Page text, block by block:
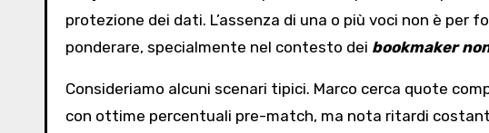
protezione dei dati. L’assenza di una o più voci non è per
ponderare, specialmente nel contesto dei bookmaker
Consideriamo alcuni scenari tipici. Marco cerca quote
con ottime percentuali pre-match, ma nota ritardi